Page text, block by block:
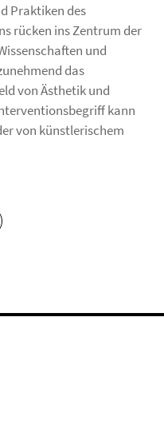
Praktiken des
rücken ins Zentrum der
und
das
von Ästhetik und
kann
von künstlerischem